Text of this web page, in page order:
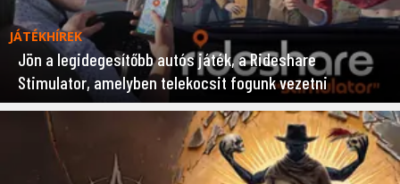
JÁTÉKHÍREK
Jön a legidegesítőbb autós játék, a Rideshare
Stimulator, amelyben telekocsit fogunk vezetni